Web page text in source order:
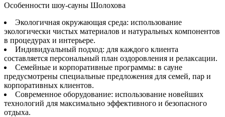
Особенности шоу-сауны Шолохова
Экологичная окружающая среда: использование
экологически чистых материалов и натуральных компонентов
в процедурах и интерьере.
Индивидуальный подход: для каждого клиента
составляется персональный план оздоровления и релаксации.
Семейные и корпоративные программы: в сауне
предусмотрены специальные предложения для семей, пар и
корпоративных клиентов.
Современное оборудование: использование новейших
технологий для максимально эффективного и безопасного
отдыха.